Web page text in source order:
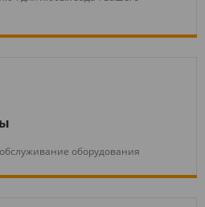
оборудования